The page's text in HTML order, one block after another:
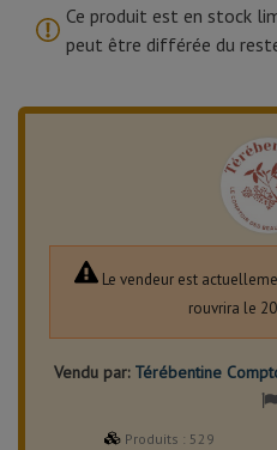
Ce produit est en stock
peut être différée du
Le vendeur est
rouvrira le
Vendu par: Térébentine
Produits : 529